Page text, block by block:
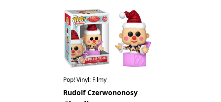
Pop! Vinyl: Filmy
Rudolf Czerwononosy